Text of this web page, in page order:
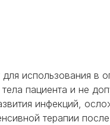
использования в
пациента и не
инфекций,
терапии